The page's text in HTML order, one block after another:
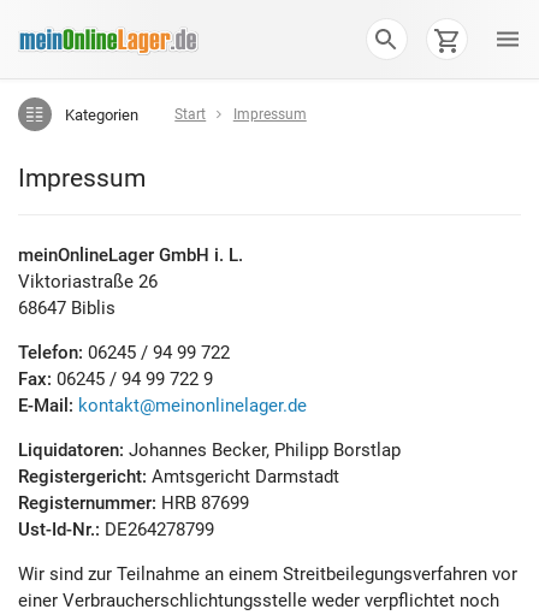
Kategorien Start Impressum
Impressum
meinOnlineLager GmbH i. L.
Viktoriastraße 26
68647 Biblis
Telefon: 06245 / 94 99 722
Fax: 06245 / 94 99 722 9
E-Mail: kontakt@meinonlinelager.de
Liquidatoren: Johannes Becker, Philipp Borstlap
Registergericht: Amtsgericht Darmstadt
Registernummer: HRB 87699
Ust-Id-Nr.: DE264278799
Wir sind zur Teilnahme an einem Streitbeilegungsverfahren vor
einer Verbraucherschlichtungsstelle weder verpflichtet noch